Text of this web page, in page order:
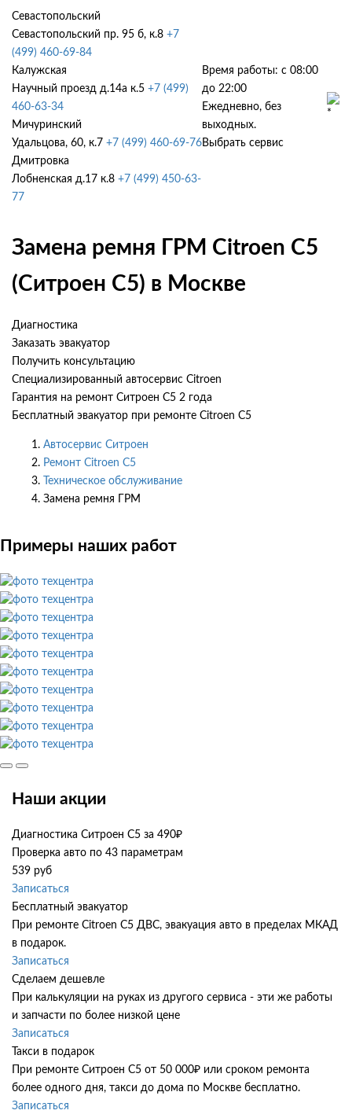
Севастопольский
Севастопольский пр. 95 б, к.8 +7
(499) 460-69-84
Калужская
Научный проезд д.14а к.5 +7 (499)
460-63-34
Мичуринский
Удальцова, 60, к.7 +7 (499) 460-69-76
Дмитровка
Лобненская д.17 к.8 +7 (499) 450-63-
77
Время работы: с 08:00
до 22:00
Ежедневно, без
выходных.
Выбрать сервис
Замена ремня ГРМ Citroen C5
(Ситроен С5) в Москве
Диагностика
Заказать эвакуатор
Получить консультацию
Специализированный автосервис Citroen
Гарантия на ремонт Ситроен С5 2 года
Бесплатный эвакуатор при ремонте Citroen C5
Автосервис Ситроен
Ремонт Citroen C5
Техническое обслуживание
Замена ремня ГРМ
Примеры наших работ
Наши акции
Диагностика Ситроен С5 за 490₽
Проверка авто по 43 параметрам
539 руб
Записаться
Бесплатный эвакуатор
При ремонте Citroen C5 ДВС, эвакуация авто в пределах МКАД
в подарок.
Записаться
Сделаем дешевле
При калькуляции на руках из другого сервиса - эти же работы
и запчасти по более низкой цене
Записаться
Такси в подарок
При ремонте Ситроен С5 от 50 000₽ или сроком ремонта
более одного дня, такси до дома по Москве бесплатно.
Записаться